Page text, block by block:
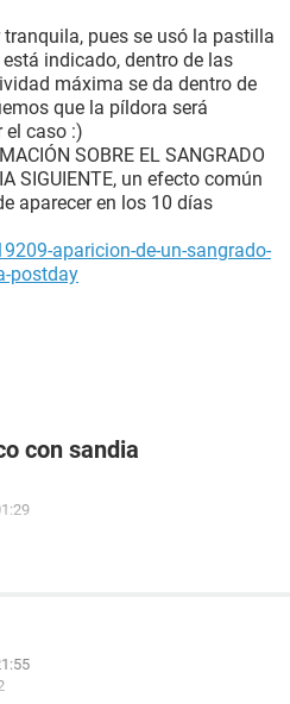
pues se usó la pastilla
indicado, dentro de las
máxima se da dentro de
que la píldora será
el caso :)
SOBRE EL SANGRADO
SIGUIENTE, un efecto común
aparecer en los 10 días
aparicion-de-un-sangrado-
postday
con sandia